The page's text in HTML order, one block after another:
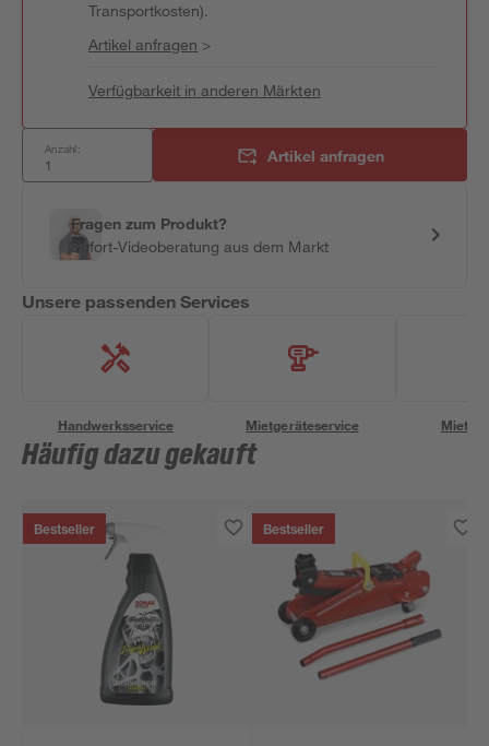
Transportkosten).
Artikel anfragen >
Verfügbarkeit in anderen Märkten
Anzahl: Artikel anfragen
Fragen zum Produkt?
Sofort-Videoberatung aus dem Markt
Unsere passenden Services
Handwerksservice Mietgeräteservice
Häufig dazu gekauft
Bestseller Bestseller